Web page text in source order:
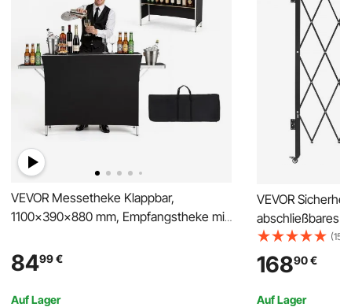
VEVOR Messetheke Klappbar,
1100x390x880 mm, Empfangstheke mit
Rezeptionstheke, Messestand,
Bartisch, Faltbare Mobile Barstation für
Veranstaltungen, Partys & Messen
8499€
Auf Lager
VEVOR
mit 360°-
Stahltore
1260 x 1975
16890€
Auf Lager